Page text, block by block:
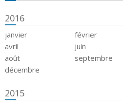
2016
janvier février
avril
juin
août
septembre
décembre
2015